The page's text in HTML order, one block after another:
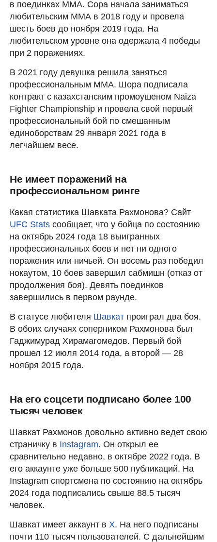
в поединках MMA. Сора начала заниматься
любительским ММА в 2018 году и провела
шесть боев до ноября 2019 года. На
любительском уровне она одержала 4 победы
при 2 поражениях.
В 2021 году девушка решила заняться
профессиональным ММА. Шора подписала
контракт с казахстанским промоушеном Naiza
Fighter Championship и провела свой первый
профессиональный бой по смешанным
единоборствам 29 января 2021 года в
легчайшем весе.
Не имеет поражений на
профессиональном ринге
Какая статистика Шавката Рахмонова? Сайт
UFC Stats сообщает, что у бойца по состоянию
на октябрь 2024 года 18 выигранных
профессиональных боев и нет ни одного
поражения или ничьей. Он восемь раз победил
нокаутом, 10 боев завершил сабмишн (отказ от
продолжения боя). Девять поединков
завершились в первом раунде.
В статусе любителя Шавкат проиграл два боя.
В обоих случаях соперником Рахмонова был
Гаджимурад Хирамагомедов. Первый бой
прошел 12 июля 2014 года, а второй — 28
ноября 2015 года.
На его соцсети подписано более 100
тысяч человек
Шавкат Рахмонов довольно активно ведет свою
страничку в Instagram. Он открыл ее
сравнительно недавно, в октябре 2022 года. В
его аккаунте уже больше 500 публикаций. На
Instagram спортсмена по состоянию на октябрь
2024 года подписались свыше 88,5 тысяч
человек.
Шавкат имеет аккаунт в Х. На него подписаны
почти 110 тысяч пользователей. С дальнейшим